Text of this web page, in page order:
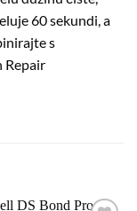
60 sekundi, a
s
Repair